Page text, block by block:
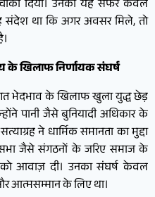
चौंका दिया। उनका यह सफर केवल
संदेश था कि अगर अवसर मिले, तो
के खिलाफ निर्णायक संघर्ष
भेदभाव के खिलाफ खुला युद्ध छेड़
पानी जैसे बुनियादी अधिकार के
ने धार्मिक समानता का मुद्दा
सभा जैसे संगठनों के जरिए समाज के
आवाज़ दी। उनका संघर्ष केवल
आत्मसम्मान के लिए था।